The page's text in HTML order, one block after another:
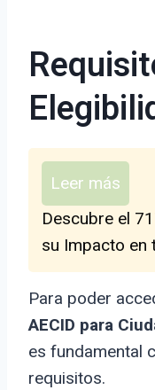
Leer más
Descubre el
su Impacto en
Para poder
AECID para
es fundamental
requisitos.